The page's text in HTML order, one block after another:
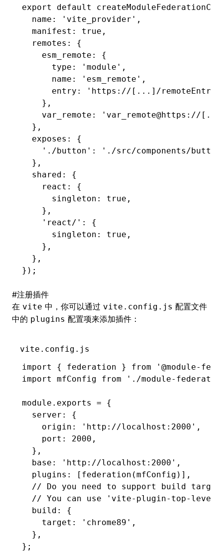
export default
  name
: 'vite_provider' ,
  manifest
: true ,
  remotes
:
{
    esm_remote
:
{
      type
: 'module' ,
      name
: 'esm_remote' ,
      entry
:
'https://[...]/
    }
,
    var_remote
:
'var_remote@https://
  }
,
  exposes
:
{
    './button'
:
'./src/components/
  }
,
  shared
:
{
    react
:
{
      singleton
: true ,
    }
,
    'react/'
:
{
      singleton
: true ,
    }
,
  }
,
});
#注册插件
在 vite 中，你可以通过 vite.config.js 配置文件
中的 plugins 配置项来添加插件：
vite.config.js
import
{ federation } from '@module-
import
mfConfig from './module-
module . exports = {
  server
:
{
    origin
: 'http://localhost:2000' ,
    port
: 2000 ,
  }
,
  base
: 'http://localhost:2000' ,
  plugins
: [ federation (mfConfig)] ,
// Do you need to support build
// You can use 'vite-plugin-top-
  build
:
{
    target
: 'chrome89' ,
  }
,
};